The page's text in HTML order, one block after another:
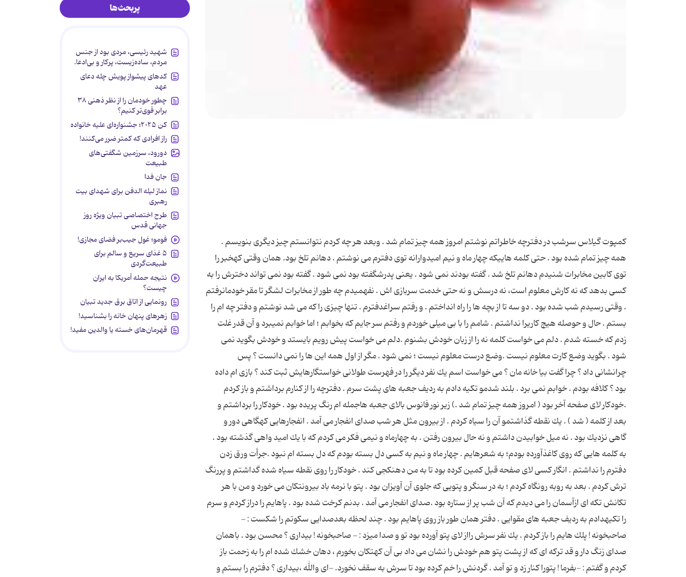
كمپوت گیلاس سرشب در دفترچه خاطراتم نوشتم امروز همه چیز تمام شد . وبعد هر چه كردم نتوانستم چیز دیگری بنویسم .
همه چیز تمام شده بود . حتی كلمه هاییكه چهار ماه و نیم امیدوارانه توی دفترم می نوشتم . دهانم تلخ بود. همان وقتی كهخبر را
توی كابین مخابرات شنیدم دهانم تلخ شد . گفته بودند نمی شود . یعنی پدرشگفته بود نمی شود . گفته بود نمی تواند دخترش را به
كسی بدهد كه نه كارش معلوم است، نه درسش و نه حتی خدمت سربازی اش . نفهمیدم چه طور از مخابرات لشگر تا مقر خودمانرفتم
. وقتی رسیدم شب شده بود . دو سه تا از بچه ها را راه انداختم . و رفتم سراغدفترم . تنها چیزی را كه می شد نوشتم و دفتر چه ام را
بستم . حال و حوصله هیچ كاریرا نداشتم . شامم را با بی میلی خوردم و رفتم سر جایم كه بخوابم ؛ اما خوابم نمیبرد و آن قدر غلت
زدم كه خسته شدم . دلم می خواست كلمه نه را از زبان خودش بشنوم .دلم می خواست پیش رویم بایستد و خودش بگوید نمی
شود . بگوید وضع كارت معلوم نیست .وضع درست معلوم نیست ؛ نمی شود . مگر از اول همه این ها را نمی دانست ؟ پس
چرانشانی داد ؟ چرا گفت بیا خانه مان ؟ می خواست اسم یك نفر دیگر را در فهرست طولانی خواستگارهایش ثبت كند ؟ بازی ام داده
بود ؟ كلافه بودم . خوابم نمی برد . بلند شدمو تكیه دادم به ردیف جعبه های پشت سرم . دفترچه را از كنارم برداشتم و باز كردم
.خودكار لای صفحه آخر بود ( امروز همه چیز تمام شد .) زیر نور فانوس بالای جعبه هاجمله ام رنگ پریده بود . خودكار را برداشتم و
بعد از كلمه ( شد ) . یك نقطه گذاشتمو آن را سیاه كردم . از بیرون مثل هر شب صدای انفجار می آمد . انفجارهایی كهگاهی دور و
گاهی نزدیك بود . نه میل خوابیدن داشتم و نه حال بیرون رفتن . به چهارماه و نیمی فكر می كردم كه با یك امید واهی گذشته بود .
به كلمه هایی كه روی كاغذآورده بودم؛ به شعرهایم . چهار ماه و نیم به كسی دل بسته بودم كه دل بسته ام نبود .جرأت ورق زدن
دفترم را نداشتم . انگار كسی لای صفحه قبل كمین كرده بود تا به من دهنكجی كند . خودكار را روی نقطه سیاه شده گداشتم و پررنگ
ترش كردم . بعد به روبه رونگاه كردم ؛ به در سنگر و پتویی كه جلوی آن آویزان بود . پتو با نرمه باد بیرونتكان می خورد و من با هر
تكانش تكه ای ازآسمان را می دیدم كه آن شب پر از ستاره بود .صدای انفجار می آمد . بدنم كرخت شده بود . پاهایم را دراز كردم و سرم
را تكیهدادم به ردیف جعبه های مقوایی . دفتر همان طور باز روی پاهایم بود . چند لحظه بعدصدایی سكوتم را شكست : -
صاحبخونه ! پلك هایم را باز كردم . یك نفر سرش رااز لای پتو آورده بود تو و صدا میزد : - صاحبخونه ! بیداری ؟ محسن بود . باهمان
صدای زنگ دار و قد تركه ای كه از پشت پتو هم خودش را نشان می داد بی آن كهتكان بخورم ، دهان خشك شده ام را به زحمت باز
كردم و گفتم : -بفرما ! پتورا كنار زد و تو آمد . گردنش را خم كرده بود تا سرش به سقف نخورد. -ای والله ،بیداری ؟ دفترم را بستم و
پربحث‌ها
شهید رئیسی، مردی بود از جنس
مردم، ساده‌زیست، پرکار و بی‌ادعا.
کدهای پیشواز پویش چله دعای
عهد
چطور خودمان را از نظر ذهنی ۳۸
برابر قوی‌تر کنیم؟
کن ۲۰۲۵؛ جشنواره‌ای علیه خانواده
راز افرادی که کمتر ضرر می‌کنند!
دورود، سرزمین شگفتی‌های
طبیعت
جان فدا
نماز لیله الدفن برای شهدای بیت
رهبری
طرح اختصاصی تبیان ویژه روز
جهانی قدس
فومو؛ غول جیب‌بر فضای مجازی!
۵ غذای سریع و سالم برای
طبیعت‌گردی
نتیجه حمله آمریکا به ایران
چیست؟
رونمایی از اتاق برق جدید تبیان
زهرهای پنهان خانه را بشناسید!
قهرمان‌های خسته یا والدین مفید!